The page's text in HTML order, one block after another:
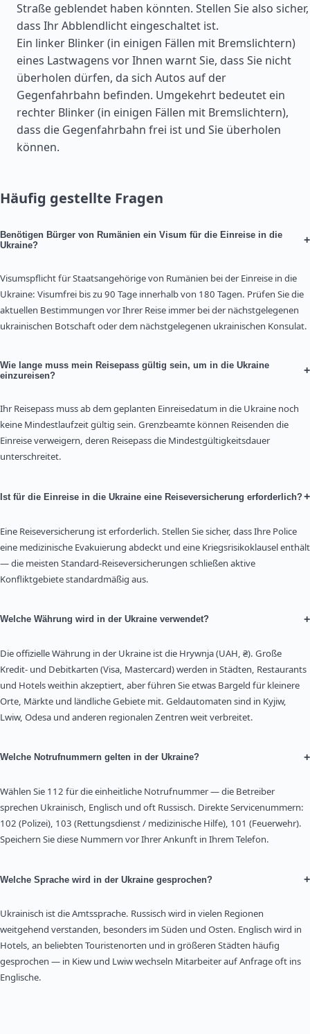
Straße geblendet haben könnten. Stellen Sie also sicher,
dass Ihr Abblendlicht eingeschaltet ist.
Ein linker Blinker (in einigen Fällen mit Bremslichtern)
eines Lastwagens vor Ihnen warnt Sie, dass Sie nicht
überholen dürfen, da sich Autos auf der
Gegenfahrbahn befinden. Umgekehrt bedeutet ein
rechter Blinker (in einigen Fällen mit Bremslichtern),
dass die Gegenfahrbahn frei ist und Sie überholen
können.
Häufig gestellte Fragen
Benötigen Bürger von Rumänien ein Visum für die Einreise in die
Ukraine?
+
Visumspflicht für Staatsangehörige von Rumänien bei der Einreise in die
Ukraine: Visumfrei bis zu 90 Tage innerhalb von 180 Tagen. Prüfen Sie die
aktuellen Bestimmungen vor Ihrer Reise immer bei der nächstgelegenen
ukrainischen Botschaft oder dem nächstgelegenen ukrainischen Konsulat.
Wie lange muss mein Reisepass gültig sein, um in die Ukraine
einzureisen?
+
Ihr Reisepass muss ab dem geplanten Einreisedatum in die Ukraine noch
keine Mindestlaufzeit gültig sein. Grenzbeamte können Reisenden die
Einreise verweigern, deren Reisepass die Mindestgültigkeitsdauer
unterschreitet.
Ist für die Einreise in die Ukraine eine Reiseversicherung erforderlich?+
Eine Reiseversicherung ist erforderlich. Stellen Sie sicher, dass Ihre Police
eine medizinische Evakuierung abdeckt und eine Kriegsrisikoklausel enthält
— die meisten Standard-Reiseversicherungen schließen aktive
Konfliktgebiete standardmäßig aus.
Welche Währung wird in der Ukraine verwendet? +
Die offizielle Währung in der Ukraine ist die Hrywnja (UAH, ₴). Große
Kredit- und Debitkarten (Visa, Mastercard) werden in Städten, Restaurants
und Hotels weithin akzeptiert, aber führen Sie etwas Bargeld für kleinere
Orte, Märkte und ländliche Gebiete mit. Geldautomaten sind in Kyjiw,
Lwiw, Odesa und anderen regionalen Zentren weit verbreitet.
Welche Notrufnummern gelten in der Ukraine? +
Wählen Sie 112 für die einheitliche Notrufnummer — die Betreiber
sprechen Ukrainisch, Englisch und oft Russisch. Direkte Servicenummern:
102 (Polizei), 103 (Rettungsdienst / medizinische Hilfe), 101 (Feuerwehr).
Speichern Sie diese Nummern vor Ihrer Ankunft in Ihrem Telefon.
Welche Sprache wird in der Ukraine gesprochen? +
Ukrainisch ist die Amtssprache. Russisch wird in vielen Regionen
weitgehend verstanden, besonders im Süden und Osten. Englisch wird in
Hotels, an beliebten Touristenorten und in größeren Städten häufig
gesprochen — in Kiew und Lwiw wechseln Mitarbeiter auf Anfrage oft ins
Englische.